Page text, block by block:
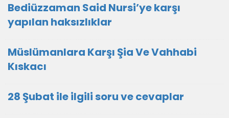
Bediüzzaman Said Nursi’ye karşı
yapılan haksızlıklar
Müslümanlara Karşı Şia Ve Vahhabi
Kıskacı
28 Şubat ile ilgili soru ve cevaplar